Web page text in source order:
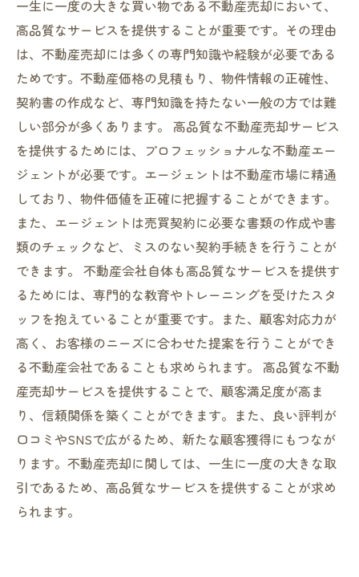
一生に一度の大きな買い物である不動産売却において、
高品質なサービスを提供することが重要です。その理由
は、不動産売却には多くの専門知識や経験が必要である
ためです。不動産価格の見積もり、物件情報の正確性、
契約書の作成など、専門知識を持たない一般の方では難
しい部分が多くあります。 高品質な不動産売却サービス
を提供するためには、プロフェッショナルな不動産エー
ジェントが必要です。エージェントは不動産市場に精通
しており、物件価値を正確に把握することができます。
また、エージェントは売買契約に必要な書類の作成や書
類のチェックなど、ミスのない契約手続きを行うことが
できます。 不動産会社自体も高品質なサービスを提供す
るためには、専門的な教育やトレーニングを受けたスタ
ッフを抱えていることが重要です。また、顧客対応力が
高く、お客様のニーズに合わせた提案を行うことができ
る不動産会社であることも求められます。 高品質な不動
産売却サービスを提供することで、顧客満足度が高ま
り、信頼関係を築くことができます。また、良い評判が
口コミやSNSで広がるため、新たな顧客獲得にもつなが
ります。不動産売却に関しては、一生に一度の大きな取
引であるため、高品質なサービスを提供することが求め
られます。